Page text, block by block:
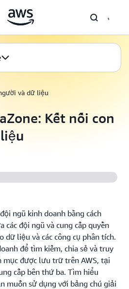
và dữ liệu
Kết nối con
ngũ kinh doanh bằng cách
các đội ngũ và cung cấp quyền
dữ liệu và các công cụ phân tích.
để tìm kiếm, chia sẻ và truy
được lưu trữ trên AWS, tại
cấp bên thứ ba. Tìm hiểu
muốn sử dụng với bảng chú giải